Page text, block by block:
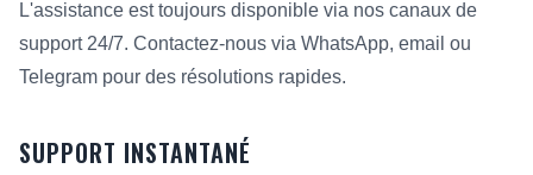
L'assistance est toujours disponible via nos canaux de
support 24/7. Contactez-nous via WhatsApp, email ou
Telegram pour des résolutions rapides.
SUPPORT INSTANTANÉ